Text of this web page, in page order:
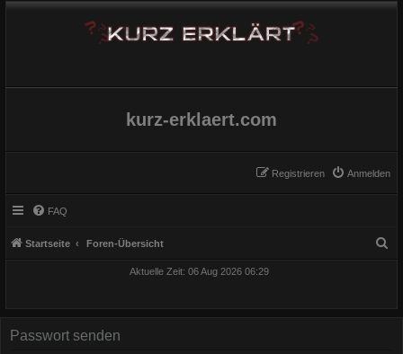
kurz-erklaert.com
Anmelden
Registrieren
FAQ
Startseite Foren-Übersicht
Aktuelle Zeit: 06 Aug 2026 06:29
Passwort senden